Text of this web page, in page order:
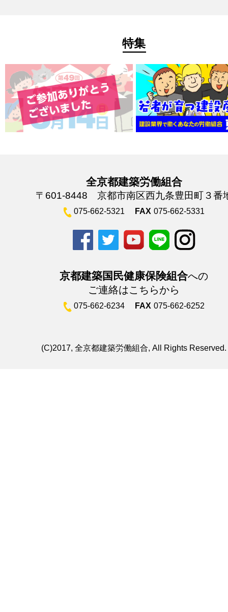
特集
全京都建築労働組合
〒601-8448 京都市南区西九条豊田町３番
075-662-5321 FAX 075-662-5331
京都建築国民健康保険組合への
ご連絡はこちらから
075-662-6234 FAX 075-662-6252
(C)2017, 全京都建築労働組合, All Rights Reserved.